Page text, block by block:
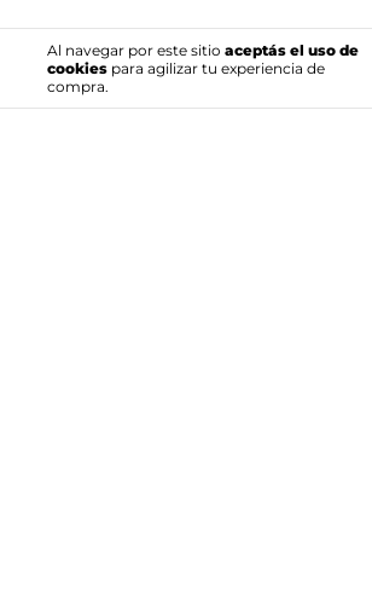
Al navegar por este sitio aceptás el uso de
cookies para agilizar tu experiencia de
compra.